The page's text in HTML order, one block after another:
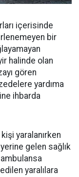
içerisinde
bir
halinde olan
gören
yardıma
ihbarda
yaralanırken
gelen sağlık
ambulansa
yaralılara